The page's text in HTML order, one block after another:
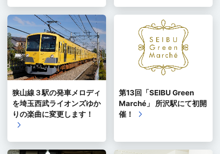
狭山線３駅の発車メロディ
を埼玉西武ライオンズゆか
りの楽曲に変更します！
第13回「SEIBU Green
Marché」 所沢駅にて初開
催！